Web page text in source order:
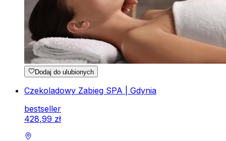
Dodaj do ulubionych
Czekoladowy Zabieg SPA | Gdynia
bestseller
428,99 zł